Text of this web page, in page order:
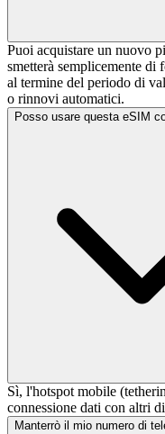
Puoi acquistare un nuovo
smetterà semplicemente
al termine del periodo di
o rinnovi automatici.
Posso usare questa eSIM
Sì, l'hotspot mobile
connessione dati con altri
Manterrò il mio numero di